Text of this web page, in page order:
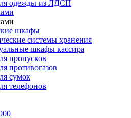
одежды из ЛДСП
шкафы
системы хранения
шкафы кассира
пропусков
противогазов
сумок
телефонов